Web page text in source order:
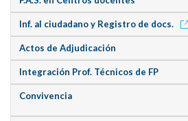
Inf. al ciudadano y Registro de docs.
Actos de Adjudicación
Integración Prof. Técnicos de FP
Convivencia